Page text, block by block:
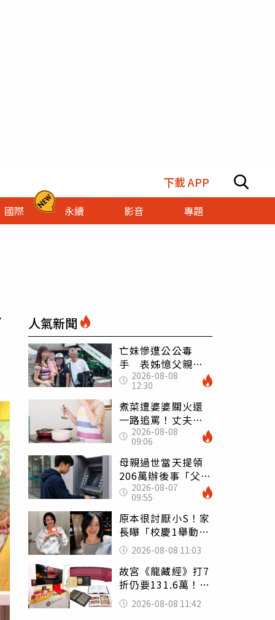
下載 APP
國際 永續 影音 專題
人氣新聞
亡妹慘遭公公毒
手 表姊憶父親節
前夕：小舅舅仍到
殯儀館陪她說話
2026-08-08
12:30
煮菜遭婆婆關火還
一路追罵！丈夫勸
別計較「媽媽老
了」 人妻超崩
潰：我像台傭
2026-08-08
09:06
母親過世當天提領
206萬辦後事「父子
遭判刑」 律師：
搶錢先下手是罪
2026-08-07
09:55
原本很討厭小S！家
長曝「校慶1舉動」
讓她徹底改觀 網
友洗版認證
2026-08-08 11:03
故宮《龍藏經》打7
折仍要131.6萬！
店員曝：有人原價
188萬付現購買
2026-08-08 11:42